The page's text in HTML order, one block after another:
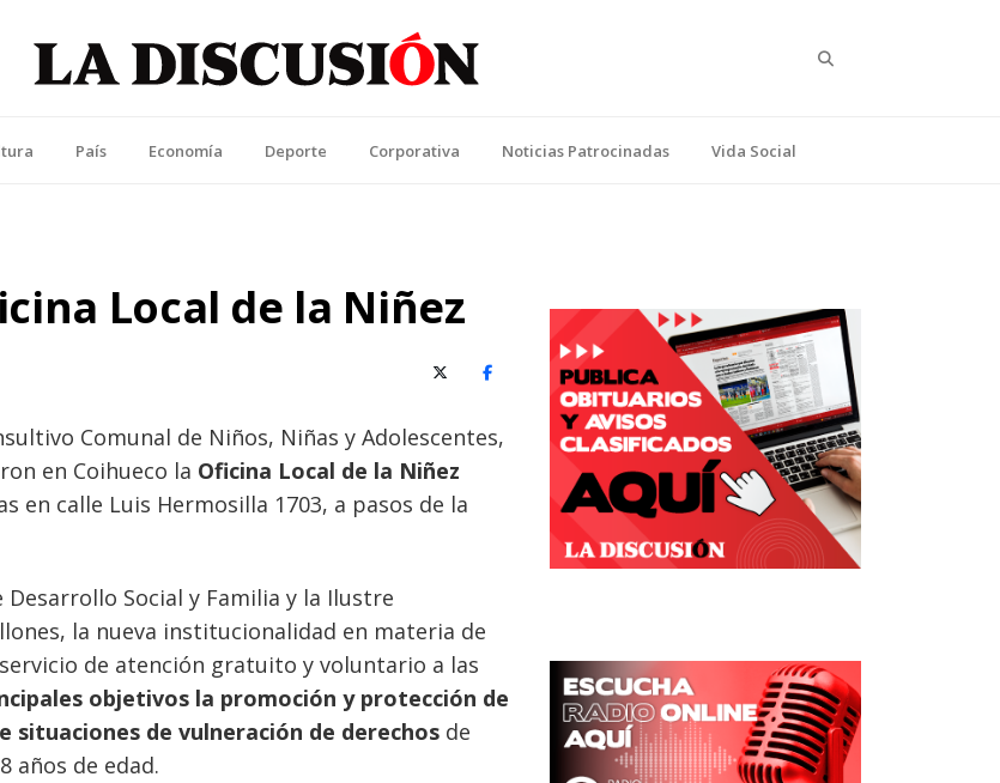
País Economía Deporte Corporativa Noticias Patrocinadas Vida Social
Local de la Niñez
X (Twitter)Facebook
Comunal de Niños, Niñas y Adolescentes,
en Coihueco la Oficina Local de la Niñez
en calle Luis Hermosilla 1703, a pasos de la
Social y Familia y la Ilustre
la nueva institucionalidad en materia de
de atención gratuito y voluntario a las
objetivos la promoción y protección de
situaciones de vulneración de derechos de
años de edad.